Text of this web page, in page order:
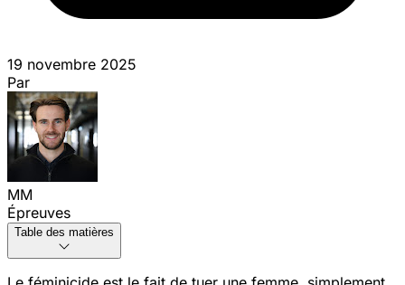
19 novembre 2025
Par
MM
Épreuves
Table des matières